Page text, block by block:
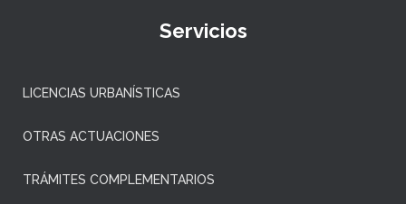
Servicios
LICENCIAS URBANÍSTICAS
OTRAS ACTUACIONES
TRÁMITES COMPLEMENTARIOS